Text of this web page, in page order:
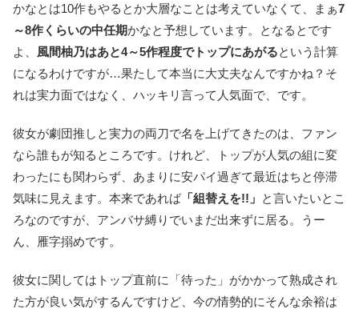
かなとは10作もやるとか大層なことは考えていなくて、まぁ7
～8作くらいの中任期かなと予想しています。となるとです
よ、 風間柚乃はあと4～5作程度でトップにあがるという計算
になるわけですが…果たして本当に大丈夫なんですかね？そ
れは実力面ではなく、ハッキリ言って人気面で、です。
彼女が劇団推しと実力の両刀で名を上げてきたのは、ファン
なら誰もが知るところです。けれど、トップが人気の組に変
わったにも関わらず、あまりに安パイ過ぎて最近はちと停滞
気味に見えます。本来であれば「組替えを!!」 と言いたいとこ
ろなのですが、アンバサ縛りでいまだ出来ずに居る。うー
ん、雁字搦めです。
彼女に関してはトップ直前に「待った」がかかって熟成され
た方が良い気がするんですけど、今の情勢的にそんな余裕は